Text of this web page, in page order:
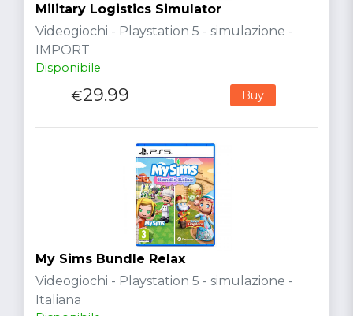
Military Logistics Simulator
Videogiochi - Playstation 5 - simulazione -
IMPORT
Disponibile
€29.99 Buy
My Sims Bundle Relax
Videogiochi - Playstation 5 - simulazione -
Italiana